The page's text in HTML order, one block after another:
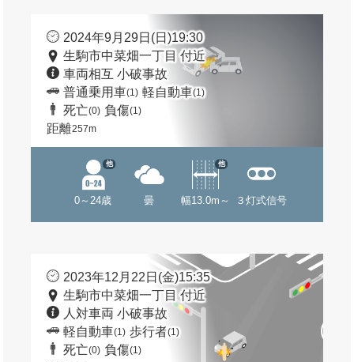
2024年9月29日(日)19:30
生駒市中菜畑一丁目 付近
車両相互 小破事故
普通乗用車(1) 軽自動車(1)
死亡(0) 負傷(1)
距離257m
0～24歳
他
曇 幅13.0m～
他
３灯式信号
2023年12月22日(金)15:35
生駒市中菜畑一丁目 付近
人対車両 小破事故
軽自動車(1) 歩行者(1)
死亡(0) 負傷(1)